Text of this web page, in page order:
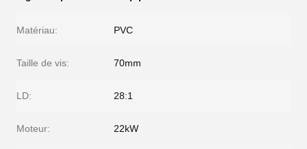
Matériau: PVC
Taille de vis: 70mm
LD: 28:1
Moteur: 22kW